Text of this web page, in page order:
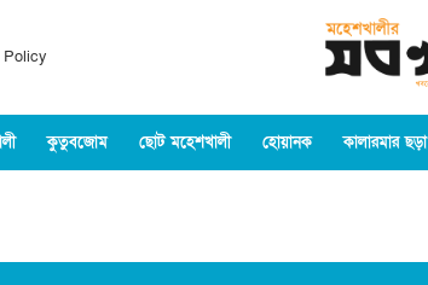
কুতুবজোম ছোট মহেশখালী হোয়ানক কালারমার ছড়া